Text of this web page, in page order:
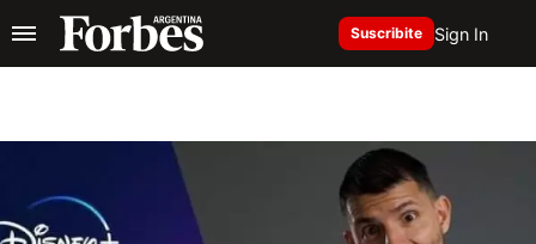
Suscribite Sign In